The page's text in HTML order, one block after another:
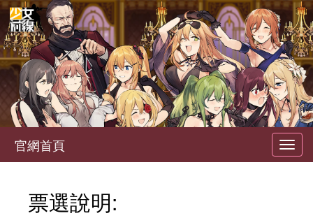
官網首頁
票選說明: